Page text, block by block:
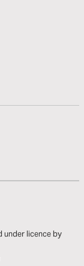
under licence by